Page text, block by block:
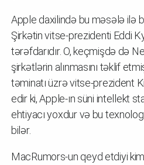
Apple daxilində bu məsələ ilə
Şirkətin vitse-prezidenti Eddi
tərəfdarıdır. O, keçmişdə də
şirkətlərin alınmasını təklif
təminatı üzrə vitse-prezident
edir ki, Apple-ın süni intellekt
ehtiyacı yoxdur və bu
bilər.
MacRumors-un qeyd etdiyi